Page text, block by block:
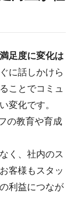
足度に変化は
に話しかけら
ことでコミュ
変化です。
の教育や育成
く、社内のス
客様もスタッ
利益につなが